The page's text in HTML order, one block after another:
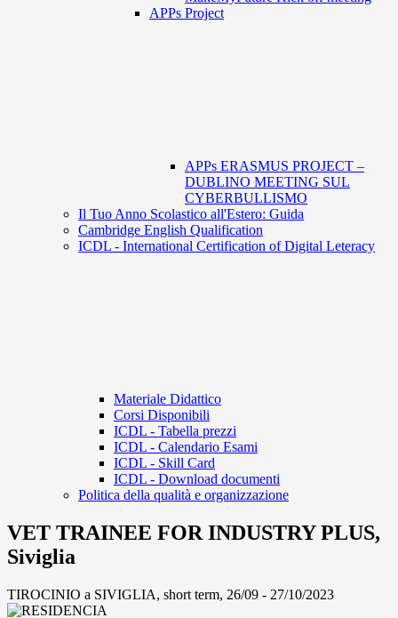
APPs Project
APPs ERASMUS PROJECT –
DUBLINO MEETING SUL
CYBERBULLISMO
Il Tuo Anno Scolastico all'Estero: Guida
Cambridge English Qualification
ICDL - International Certification of Digital Leteracy
Materiale Didattico
Corsi Disponibili
ICDL - Tabella prezzi
ICDL - Calendario Esami
ICDL - Skill Card
ICDL - Download documenti
Politica della qualità e organizzazione
VET TRAINEE FOR INDUSTRY PLUS,
Siviglia
TIROCINIO a SIVIGLIA, short term, 26/09 - 27/10/2023